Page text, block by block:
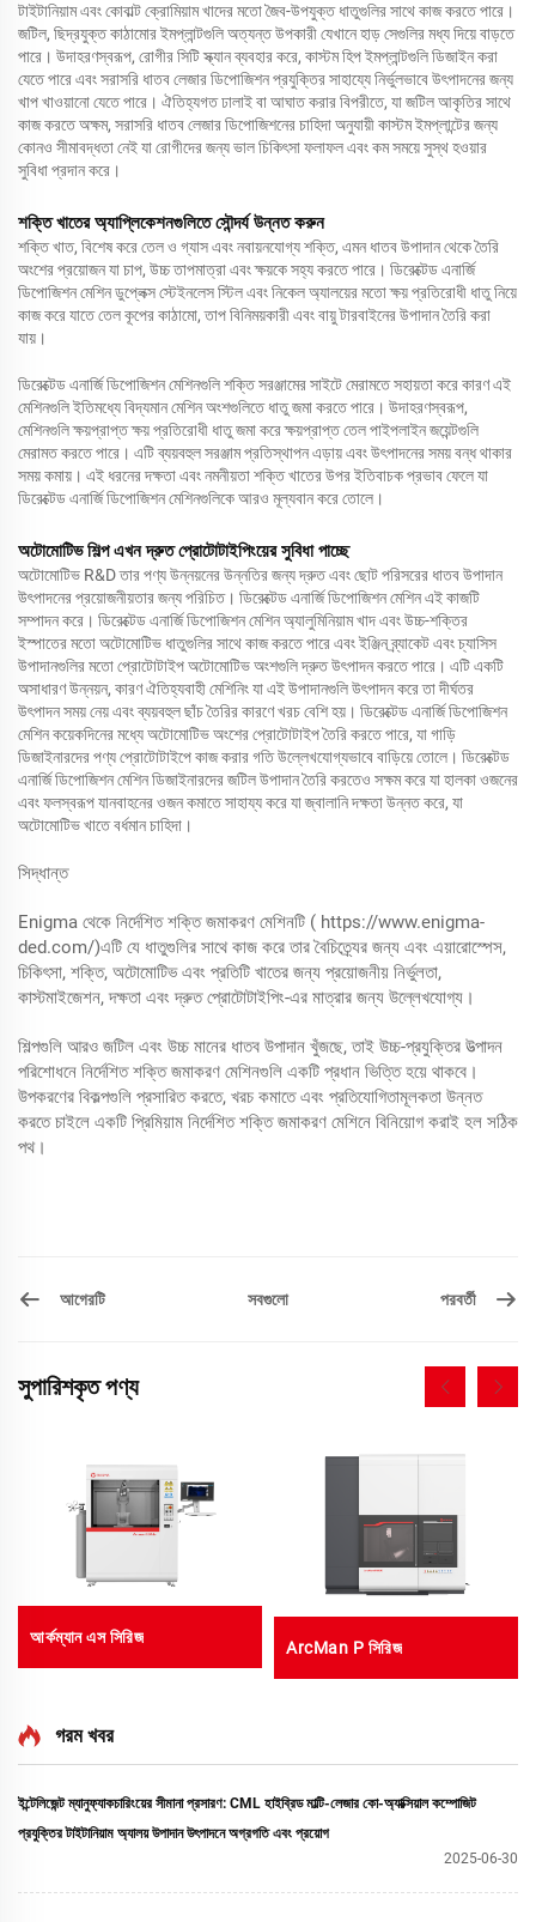
টাইটানিয়াম এবং কোবাল্ট ক্রোমিয়াম খাদের মতো জৈব-উপযুক্ত ধাতুগুলির সাথে কাজ করতে পারে।
জটিল, ছিদ্রযুক্ত কাঠামোর ইমপ্লান্টগুলি অত্যন্ত উপকারী যেখানে হাড় সেগুলির মধ্য দিয়ে বাড়তে
পারে। উদাহরণস্বরূপ, রোগীর সিটি স্ক্যান ব্যবহার করে, কাস্টম হিপ ইমপ্লান্টগুলি ডিজাইন করা
যেতে পারে এবং সরাসরি ধাতব লেজার ডিপোজিশন প্রযুক্তির সাহায্যে নির্ভুলভাবে উৎপাদনের জন্য
খাপ খাওয়ানো যেতে পারে। ঐতিহ্যগত ঢালাই বা আঘাত করার বিপরীতে, যা জটিল আকৃতির সাথে
কাজ করতে অক্ষম, সরাসরি ধাতব লেজার ডিপোজিশনের চাহিদা অনুযায়ী কাস্টম ইমপ্লান্টের জন্য
কোনও সীমাবদ্ধতা নেই যা রোগীদের জন্য ভাল চিকিৎসা ফলাফল এবং কম সময়ে সুস্থ হওয়ার
সুবিধা প্রদান করে।
শক্তি খাতের অ্যাপ্লিকেশনগুলিতে সৌন্দর্য উন্নত করুন
শক্তি খাত, বিশেষ করে তেল ও গ্যাস এবং নবায়নযোগ্য শক্তি, এমন ধাতব উপাদান থেকে তৈরি
অংশের প্রয়োজন যা চাপ, উচ্চ তাপমাত্রা এবং ক্ষয়কে সহ্য করতে পারে। ডিরেক্টেড এনার্জি
ডিপোজিশন মেশিন ডুপ্লেক্স স্টেইনলেস স্টিল এবং নিকেল অ্যালয়ের মতো ক্ষয় প্রতিরোধী ধাতু নিয়ে
কাজ করে যাতে তেল কূপের কাঠামো, তাপ বিনিময়কারী এবং বায়ু টারবাইনের উপাদান তৈরি করা
যায়।
ডিরেক্টেড এনার্জি ডিপোজিশন মেশিনগুলি শক্তি সরঞ্জামের সাইটে মেরামতে সহায়তা করে কারণ এই
মেশিনগুলি ইতিমধ্যে বিদ্যমান মেশিন অংশগুলিতে ধাতু জমা করতে পারে। উদাহরণস্বরূপ,
মেশিনগুলি ক্ষয়প্রাপ্ত ক্ষয় প্রতিরোধী ধাতু জমা করে ক্ষয়প্রাপ্ত তেল পাইপলাইন জয়েন্টগুলি
মেরামত করতে পারে। এটি ব্যয়বহুল সরঞ্জাম প্রতিস্থাপন এড়ায় এবং উৎপাদনের সময় বন্ধ থাকার
সময় কমায়। এই ধরনের দক্ষতা এবং নমনীয়তা শক্তি খাতের উপর ইতিবাচক প্রভাব ফেলে যা
ডিরেক্টেড এনার্জি ডিপোজিশন মেশিনগুলিকে আরও মূল্যবান করে তোলে।
অটোমোটিভ শিল্প এখন দ্রুত প্রোটোটাইপিংয়ের সুবিধা পাচ্ছে
অটোমোটিভ R&D তার পণ্য উন্নয়নের উন্নতির জন্য দ্রুত এবং ছোট পরিসরের ধাতব উপাদান
উৎপাদনের প্রয়োজনীয়তার জন্য পরিচিত। ডিরেক্টেড এনার্জি ডিপোজিশন মেশিন এই কাজটি
সম্পাদন করে। ডিরেক্টেড এনার্জি ডিপোজিশন মেশিন অ্যালুমিনিয়াম খাদ এবং উচ্চ-শক্তির
ইস্পাতের মতো অটোমোটিভ ধাতুগুলির সাথে কাজ করতে পারে এবং ইঞ্জিন ব্র্যাকেট এবং চ্যাসিস
উপাদানগুলির মতো প্রোটোটাইপ অটোমোটিভ অংশগুলি দ্রুত উৎপাদন করতে পারে। এটি একটি
অসাধারণ উন্নয়ন, কারণ ঐতিহ্যবাহী মেশিনিং যা এই উপাদানগুলি উৎপাদন করে তা দীর্ঘতর
উৎপাদন সময় নেয় এবং ব্যয়বহুল ছাঁচ তৈরির কারণে খরচ বেশি হয়। ডিরেক্টেড এনার্জি ডিপোজিশন
মেশিন কয়েকদিনের মধ্যে অটোমোটিভ অংশের প্রোটোটাইপ তৈরি করতে পারে, যা গাড়ি
ডিজাইনারদের পণ্য প্রোটোটাইপে কাজ করার গতি উল্লেখযোগ্যভাবে বাড়িয়ে তোলে। ডিরেক্টেড
এনার্জি ডিপোজিশন মেশিন ডিজাইনারদের জটিল উপাদান তৈরি করতেও সক্ষম করে যা হালকা ওজনের
এবং ফলস্বরূপ যানবাহনের ওজন কমাতে সাহায্য করে যা জ্বালানি দক্ষতা উন্নত করে, যা
অটোমোটিভ খাতে বর্ধমান চাহিদা।
সিদ্ধান্ত
Enigma থেকে নির্দেশিত শক্তি জমাকরণ মেশিনটি ( https://www.enigma-
ded.com/)এটি যে ধাতুগুলির সাথে কাজ করে তার বৈচিত্র্যের জন্য এবং এয়ারোস্পেস,
চিকিৎসা, শক্তি, অটোমোটিভ এবং প্রতিটি খাতের জন্য প্রয়োজনীয় নির্ভুলতা,
কাস্টমাইজেশন, দক্ষতা এবং দ্রুত প্রোটোটাইপিং-এর মাত্রার জন্য উল্লেখযোগ্য।
শিল্পগুলি আরও জটিল এবং উচ্চ মানের ধাতব উপাদান খুঁজছে, তাই উচ্চ-প্রযুক্তির উত্পাদন
পরিশোধনে নির্দেশিত শক্তি জমাকরণ মেশিনগুলি একটি প্রধান ভিত্তি হয়ে থাকবে।
উপকরণের বিকল্পগুলি প্রসারিত করতে, খরচ কমাতে এবং প্রতিযোগিতামূলকতা উন্নত
করতে চাইলে একটি প্রিমিয়াম নির্দেশিত শক্তি জমাকরণ মেশিনে বিনিয়োগ করাই হল সঠিক
পথ।
আগেরটি সবগুলো পরবর্তী
সুপারিশকৃত পণ্য
আর্কম্যান এস সিরিজ
ArcMan P সিরিজ
গরম খবর
ইন্টেলিজেন্ট ম্যানুফ্যাকচারিংয়ের সীমানা প্রসারণ: CML হাইব্রিড মাল্টি-লেজার কো-অ্যাক্সিয়াল কম্পোজিট
প্রযুক্তির টাইটানিয়াম অ্যালয় উপাদান উৎপাদনে অগ্রগতি এবং প্রয়োগ
2025-06-30